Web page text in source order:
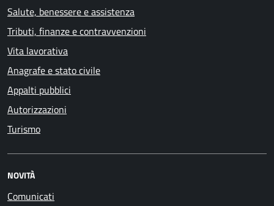
Salute, benessere e assistenza
Tributi, finanze e contravvenzioni
Vita lavorativa
Anagrafe e stato civile
Appalti pubblici
Autorizzazioni
Turismo
NOVITÀ
Comunicati